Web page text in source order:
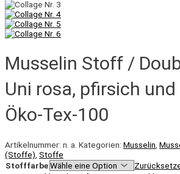
Musselin Stoff /
Uni rosa, pfirsich
Öko-Tex-100
Artikelnummer: n. a. Kategorien: Musselin
(Stoffe) Stoffe
Stofffarbe